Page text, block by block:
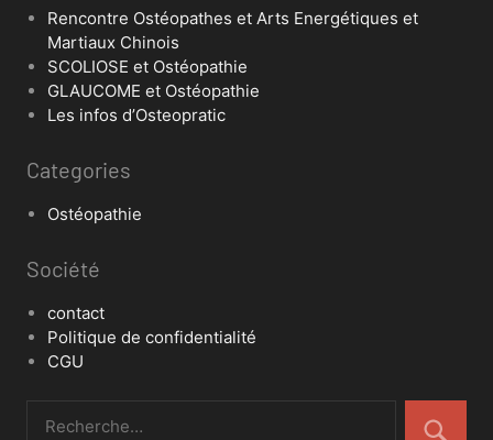
Rencontre Ostéopathes et Arts Energétiques et
Martiaux Chinois
SCOLIOSE et Ostéopathie
GLAUCOME et Ostéopathie
Les infos d’Osteopratic
Categories
Ostéopathie
Société
contact
Politique de confidentialité
CGU